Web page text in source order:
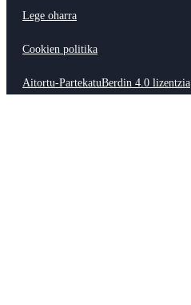
Lege oharra
Cookien politika
Aitortu-PartekatuBerdin 4.0 lizentzia